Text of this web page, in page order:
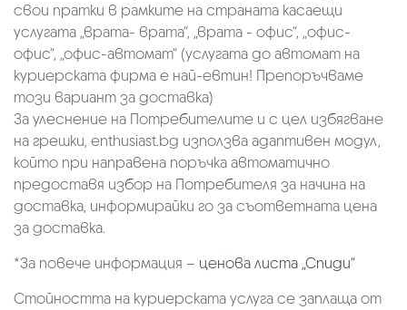
свои пратки в рамките на страната касаещи
услугата „врата- врата“, „врата - офис“, „oфис-
офис“, „офис-автомат“ (услугата до автомат на
куриерската фирма е най-евтин! Препоръчваме
този вариант за доставка)
За улеснение на Потребителите и с цел избягване
на грешки, enthusiast.bg използва адаптивен модул,
който при направена поръчка автоматично
предоставя избор на Потребителя за начина на
доставка, информирайки го за съответната цена
за доставка.
*За повече информация – ценова листа „Спиди“
Стойността на куриерската услуга се заплаща от